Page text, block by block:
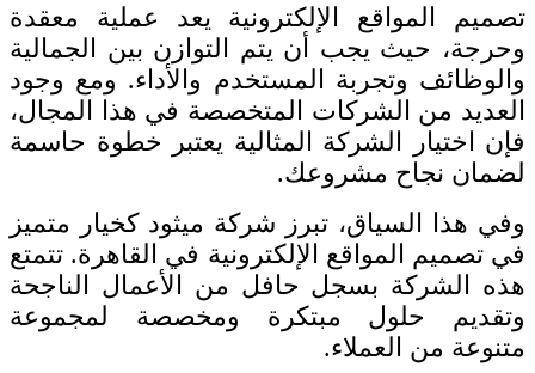
تصميم المواقع الإلكترونية يعد عملية معقدة
وحرجة، حيث يجب أن يتم التوازن بين الجمالية
والوظائف وتجربة المستخدم والأداء. ومع وجود
العديد من الشركات المتخصصة في هذا المجال،
فإن اختيار الشركة المثالية يعتبر خطوة حاسمة
لضمان نجاح مشروعك.
وفي هذا السياق، تبرز شركة ميثود كخيار متميز
في تصميم المواقع الإلكترونية في القاهرة. تتمتع
هذه الشركة بسجل حافل من الأعمال الناجحة
وتقديم حلول مبتكرة ومخصصة لمجموعة
متنوعة من العملاء.